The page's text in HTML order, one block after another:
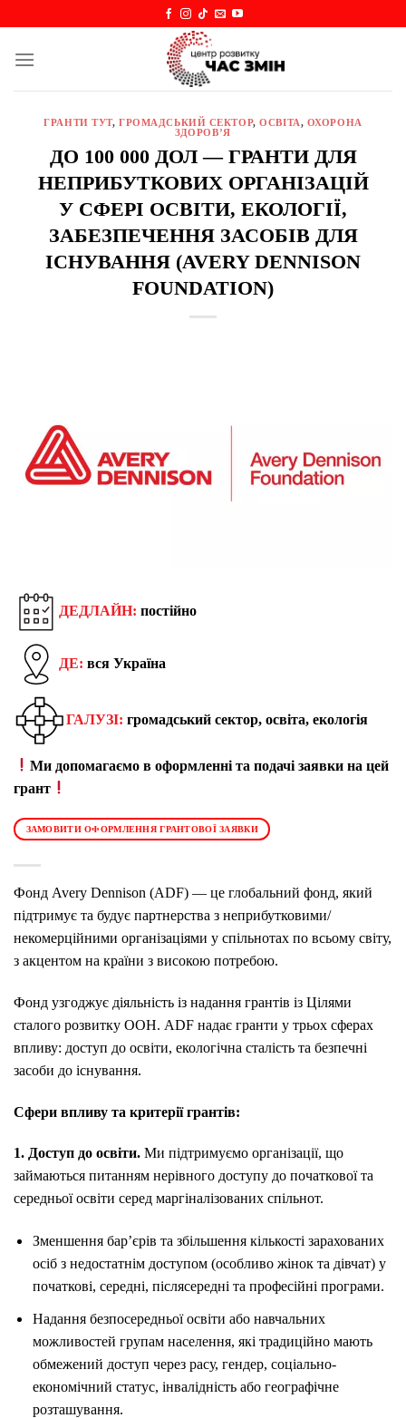
content
ГРАНТИ ТУТ,ГРОМАДСЬКИЙ СЕКТОР,ОСВІТА, ОХОРОНА
ЗДОРОВ’Я
ДО 100 000 ДОЛ — ГРАНТИ ДЛЯ
НЕПРИБУТКОВИХ ОРГАНІЗАЦІЙ
У СФЕРІ ОСВІТИ, ЕКОЛОГІЇ,
ЗАБЕЗПЕЧЕННЯ ЗАСОБІВ ДЛЯ
ІСНУВАННЯ (AVERY DENNISON
FOUNDATION)
ДЕДЛАЙН: постійно
ДЕ: вся Україна
ГАЛУЗІ: громадський сектор, освіта, екологія
Ми допомагаємо в оформленні та подачі заявки на цей
грант
ЗАМОВИТИ ОФОРМЛЕННЯ ГРАНТОВОЇ ЗАЯВКИ
Фонд Avery Dennison (ADF) — це глобальний фонд, який
підтримує та будує партнерства з неприбутковими/
некомерційними організаціями у спільнотах по всьому світу,
з акцентом на країни з високою потребою.
Фонд узгоджує діяльність із надання грантів із Цілями
сталого розвитку ООН. ADF надає гранти у трьох сферах
впливу: доступ до освіти, екологічна сталість та безпечні
засоби до існування.
Сфери впливу та критерії грантів:
1. Доступ до освіти. Ми підтримуємо організації, що
займаються питанням нерівного доступу до початкової та
середньої освіти серед маргіналізованих спільнот.
Зменшення бар’єрів та збільшення кількості зарахованих
осіб з недостатнім доступом (особливо жінок та дівчат) у
початкові, середні, післясередні та професійні програми.
Надання безпосередньої освіти або навчальних
можливостей групам населення, які традиційно мають
обмежений доступ через расу, гендер, соціально-
економічний статус, інвалідність або географічне
розташування.